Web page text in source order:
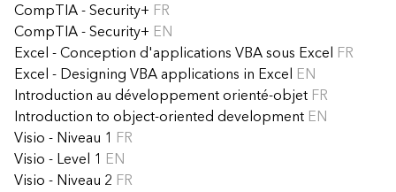
CompTIA - Security+ FR
CompTIA - Security+ EN
Excel - Conception d'applications VBA sous Excel FR
Excel - Designing VBA applications in Excel EN
Introduction au développement orienté-objet FR
Introduction to object-oriented development EN
Visio - Niveau 1 FR
Visio - Level 1 EN
Visio - Niveau 2 FR